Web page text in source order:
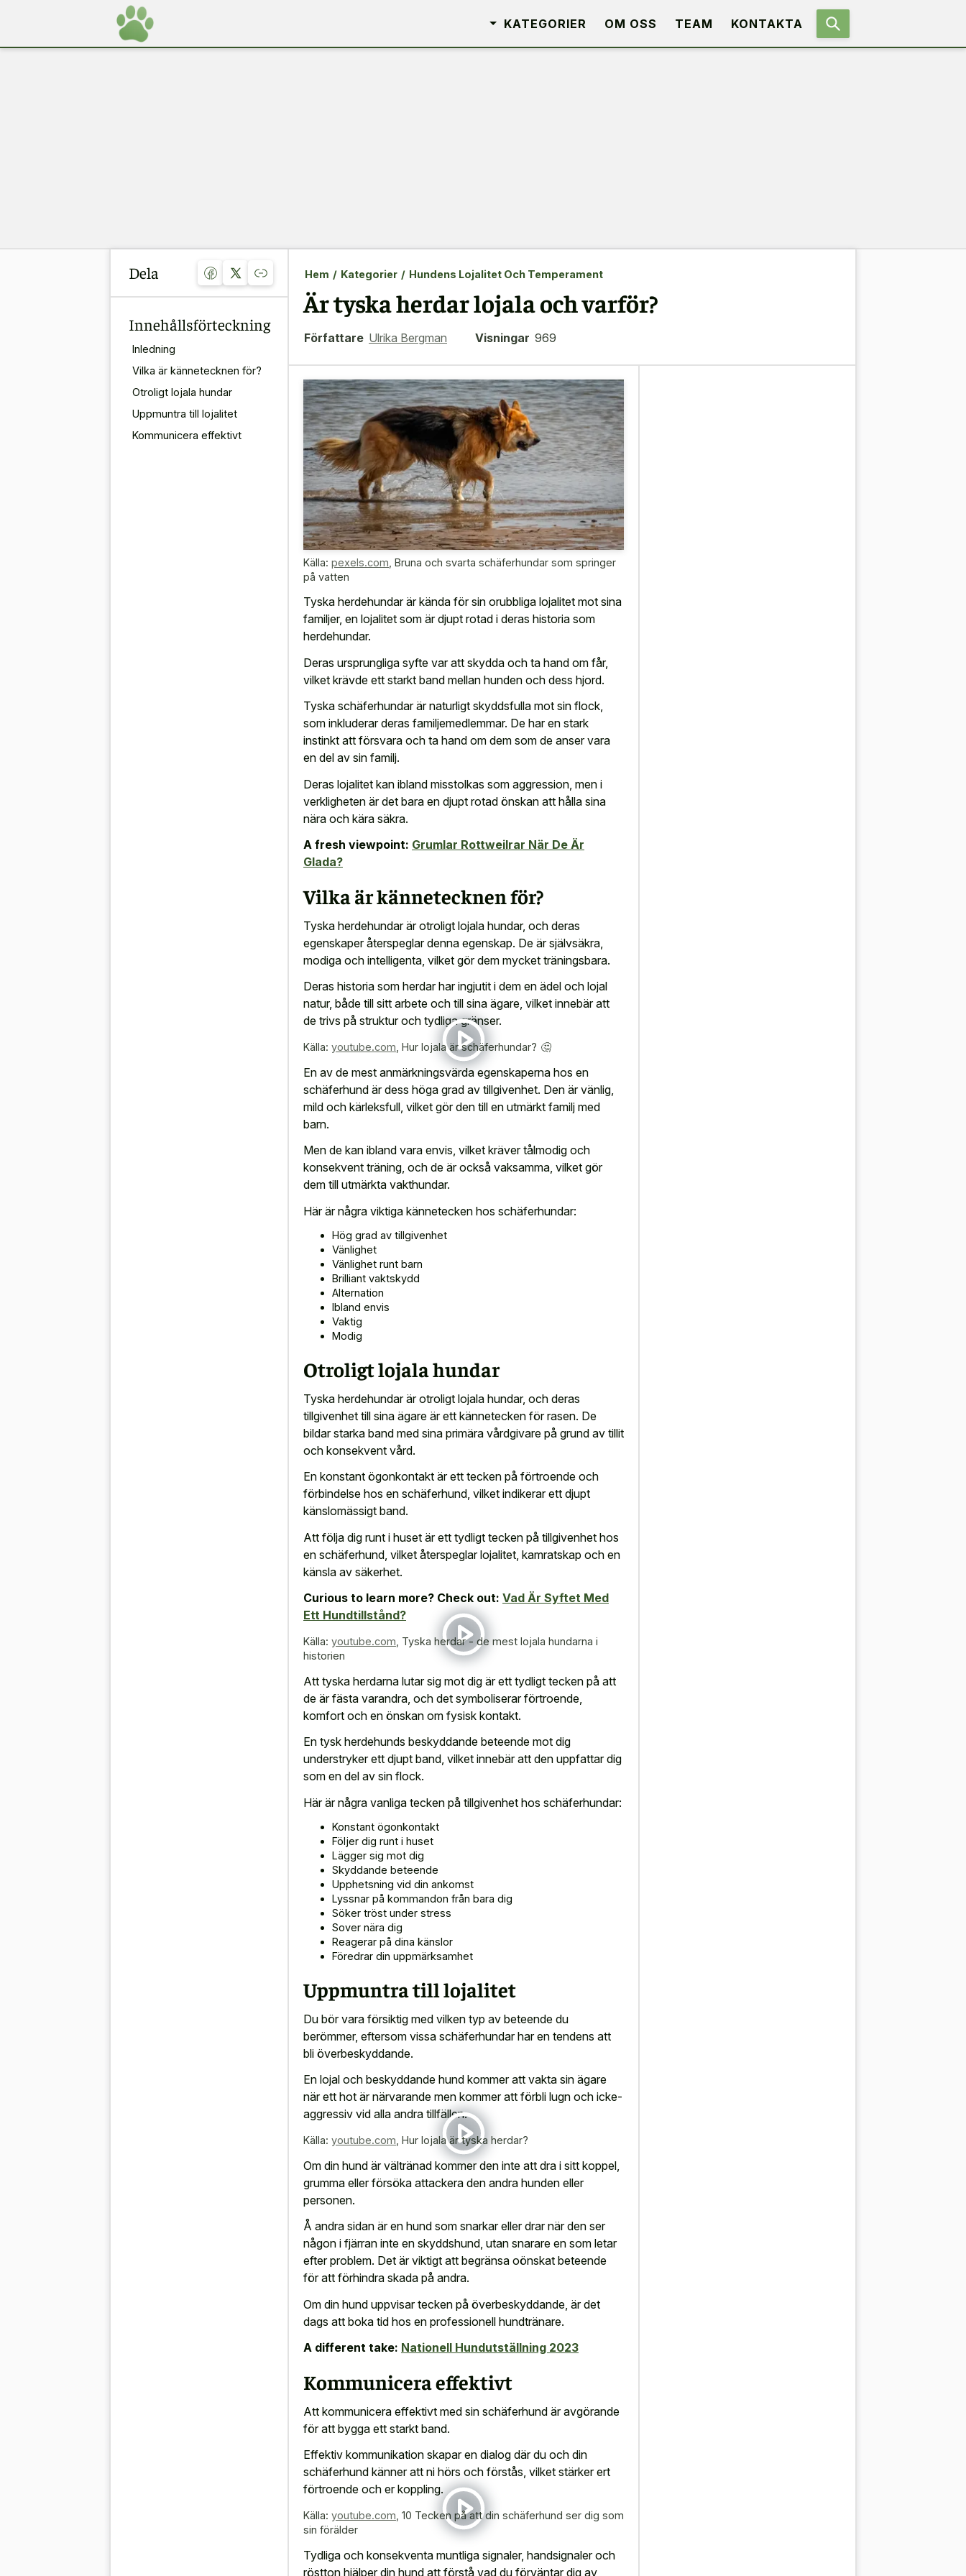
KATEGORIER OM OSS TEAM KONTAKTA
Dela
Innehållsförteckning
Inledning
Vilka är kännetecknen för?
Otroligt lojala hundar
Uppmuntra till lojalitet
Kommunicera effektivt
Hem / Kategorier / Hundens Lojalitet Och Temperament
Är tyska herdar lojala och varför?
Författare Ulrika Bergman Visningar 969
Källa: pexels.com Bruna och svarta schäferhundar som springer
på vatten
Tyska herdehundar är kända för sin orubbliga lojalitet mot sina
familjer, en lojalitet som är djupt rotad i deras historia som
herdehundar.
Deras ursprungliga syfte var att skydda och ta hand om får,
vilket krävde ett starkt band mellan hunden och dess hjord.
Tyska schäferhundar är naturligt skyddsfulla mot sin flock,
som inkluderar deras familjemedlemmar. De har en stark
instinkt att försvara och ta hand om dem som de anser vara
en del av sin familj.
Deras lojalitet kan ibland misstolkas som aggression, men i
verkligheten är det bara en djupt rotad önskan att hålla sina
nära och kära säkra.
A fresh viewpoint: Grumlar Rottweilrar När De Är
Glada?
Vilka är kännetecknen för?
Tyska herdehundar är otroligt lojala hundar, och deras
egenskaper återspeglar denna egenskap. De är självsäkra,
modiga och intelligenta, vilket gör dem mycket träningsbara.
Deras historia som herdar har ingjutit i dem en ädel och lojal
natur, både till sitt arbete och till sina ägare, vilket innebär att
de trivs på struktur och tydliga gränser.
Källa: youtube.com, Hur lojala är schäferhundar? 🤔
En av de mest anmärkningsvärda egenskaperna hos en
schäferhund är dess höga grad av tillgivenhet. Den är vänlig,
mild och kärleksfull, vilket gör den till en utmärkt familj med
barn.
Men de kan ibland vara envis, vilket kräver tålmodig och
konsekvent träning, och de är också vaksamma, vilket gör
dem till utmärkta vakthundar.
Här är några viktiga kännetecken hos schäferhundar:
Hög grad av tillgivenhet
Vänlighet
Vänlighet runt barn
Brilliant vaktskydd
Alternation
Ibland envis
Vaktig
Modig
Otroligt lojala hundar
Tyska herdehundar är otroligt lojala hundar, och deras
tillgivenhet till sina ägare är ett kännetecken för rasen. De
bildar starka band med sina primära vårdgivare på grund av tillit
och konsekvent vård.
En konstant ögonkontakt är ett tecken på förtroende och
förbindelse hos en schäferhund, vilket indikerar ett djupt
känslomässigt band.
Att följa dig runt i huset är ett tydligt tecken på tillgivenhet hos
en schäferhund, vilket återspeglar lojalitet, kamratskap och en
känsla av säkerhet.
Curious to learn more? Check out: Vad Är Syftet Med
Ett Hundtillstånd?
Källa: youtube.com, Tyska herdar - de mest lojala hundarna i
historien
Att tyska herdarna lutar sig mot dig är ett tydligt tecken på att
de är fästa varandra, och det symboliserar förtroende,
komfort och en önskan om fysisk kontakt.
En tysk herdehunds beskyddande beteende mot dig
understryker ett djupt band, vilket innebär att den uppfattar dig
som en del av sin flock.
Här är några vanliga tecken på tillgivenhet hos schäferhundar:
Konstant ögonkontakt
Följer dig runt i huset
Lägger sig mot dig
Skyddande beteende
Upphetsning vid din ankomst
Lyssnar på kommandon från bara dig
Söker tröst under stress
Sover nära dig
Reagerar på dina känslor
Föredrar din uppmärksamhet
Uppmuntra till lojalitet
Du bör vara försiktig med vilken typ av beteende du
berömmer, eftersom vissa schäferhundar har en tendens att
bli överbeskyddande.
En lojal och beskyddande hund kommer att vakta sin ägare
när ett hot är närvarande men kommer att förbli lugn och icke-
aggressiv vid alla andra tillfällen.
Källa: youtube.com, Hur lojala är tyska herdar?
Om din hund är vältränad kommer den inte att dra i sitt koppel,
grumma eller försöka attackera den andra hunden eller
personen.
Å andra sidan är en hund som snarkar eller drar när den ser
någon i fjärran inte en skyddshund, utan snarare en som letar
efter problem. Det är viktigt att begränsa oönskat beteende
för att förhindra skada på andra.
Om din hund uppvisar tecken på överbeskyddande, är det
dags att boka tid hos en professionell hundtränare.
A different take: Nationell Hundutställning 2023
Kommunicera effektivt
Att kommunicera effektivt med sin schäferhund är avgörande
för att bygga ett starkt band.
Effektiv kommunikation skapar en dialog där du och din
schäferhund känner att ni hörs och förstås, vilket stärker ert
förtroende och er koppling.
Källa: youtube.com, 10 Tecken på att din schäferhund ser dig som
sin förälder
Tydliga och konsekventa muntliga signaler, handsignaler och
röstton hjälper din hund att förstå vad du förväntar dig av